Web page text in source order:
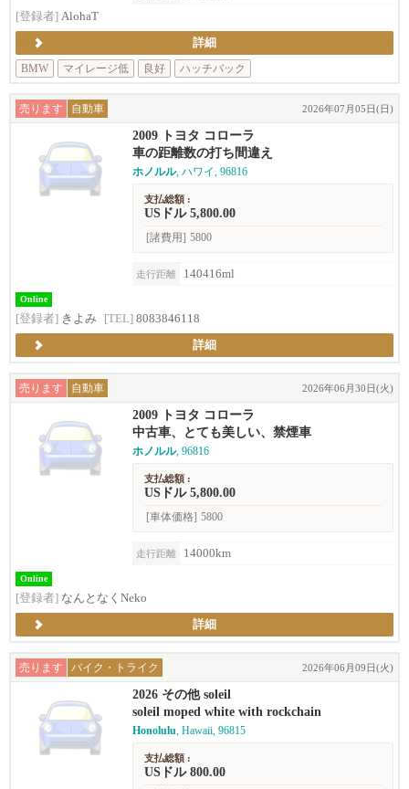
[登録者] AlohaT
詳細
BMW
マイレージ低 良好 ハッチバック
売ります 自動車 2026年07月05日(日)
2009 トヨタ コローラ
車の距離数の打ち間違え
ホノルル, ハワイ, 96816
支払総額 :
USドル 5,800.00
[諸費用] 5800
走行距離 140416ml
Online
[登録者] きよみ [TEL] 8083846118
詳細
売ります 自動車 2026年06月30日(火)
2009 トヨタ コローラ
中古車、とても美しい、禁煙車
ホノルル, 96816
支払総額 :
USドル 5,800.00
[車体価格] 5800
走行距離 14000km
Online
[登録者] なんとなくNeko
詳細
売ります バイク・トライク 2026年06月09日(火)
2026 その他 soleil
soleil moped white with rockchain
Honolulu, Hawaii, 96815
支払総額 :
USドル 800.00